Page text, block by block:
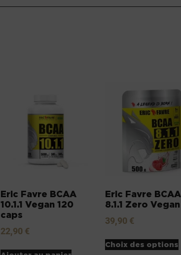
Eric Favre BCAA
10.1.1 Vegan 120
caps
22,90 €
Eric Favre BCAA
8.1.1 Zero Vegan
39,90 €
Choix des options